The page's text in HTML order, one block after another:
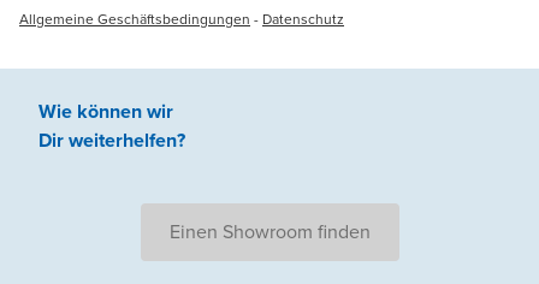
Allgemeine Geschäftsbedingungen - Datenschutz
Wie können wir
Dir weiterhelfen?
Einen Showroom finden